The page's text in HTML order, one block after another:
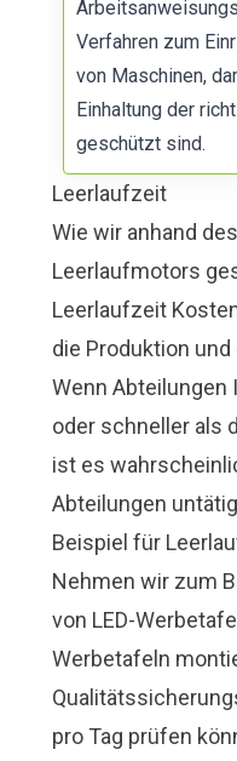
Verfahren zum
von Maschinen,
Einhaltung der
geschützt sind.
Leerlaufzeit
Wie wir anhand
Leerlaufmotors
Leerlaufzeit
die Produktion
Wenn Abteilungen
oder schneller als
ist es
Abteilungen
Beispiel für
Nehmen wir zum
von LED-
Werbetafeln
pro Tag prüfen